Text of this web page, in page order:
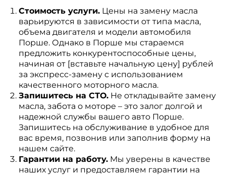
Стоимость услуги.Цены на замену масла
варьируются в зависимости от типа масла,
объема двигателя и модели автомобиля
Порше. Однако в Порше мы стараемся
предложить конкурентоспособные цены,
начиная от [вставьте начальную цену] рублей
за экспресс-замену с использованием
качественного моторного масла.
Запишитесь на СТО.Не откладывайте замену
масла, забота о моторе – это залог долгой и
надежной службы вашего авто Порше.
Запишитесь на обслуживание в удобное для
вас время, позвонив или заполнив форму на
нашем сайте.
Гарантии на работу.Мы уверены в качестве
наших услуг и предоставляем гарантии на